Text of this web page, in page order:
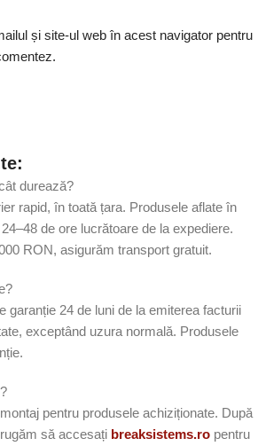
și site-ul web în acest navigator pentru
durează?
rapid, în toată țara. Produsele aflate în
de ore lucrătoare de la expediere.
RON, asigurăm transport gratuit.
garanție 24 de luni de la emiterea facturii
exceptând uzura normală. Produsele
pentru produsele achiziționate. După
să accesați breaksistems.ro pentru